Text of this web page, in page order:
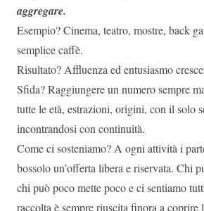
aggregare.
Esempio? Cinema, teatro, mostre, back
semplice caffè.
Risultato? Affluenza ed entusiasmo
Sfida? Raggiungere un numero sempre
tutte le età, estrazioni, origini, con il solo
incontrandosi con continuità.
Come ci sosteniamo? A ogni attività i
bossolo un’offerta libera e riservata. Chi
chi può poco mette poco e ci sentiamo
raccolta è sempre riuscita finora a coprire